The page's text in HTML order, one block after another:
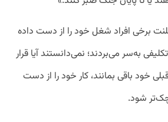
برخی افراد شغل خود را از دست داده
به‌سر می‌بردند؛ نمی‌دانستند آیا قرار
خود باقی بمانند، کار خود را از دست
شود.